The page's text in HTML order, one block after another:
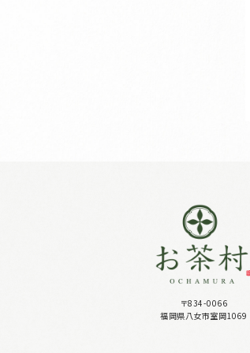
〒834-0066
福岡県八女市室岡1069